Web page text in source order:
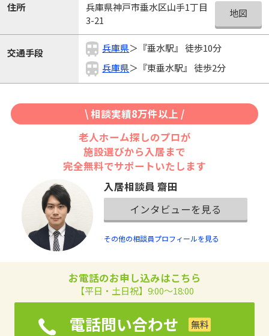
住所
兵庫県神戸市垂水区山手1丁目
3-21
地図
交通手段 兵庫県＞『垂水駅』 徒歩10分
兵庫県＞『東垂水駅』 徒歩2分
\ 相談実績8万件以上 /
老人ホーム探しのプロが
施設選びから入居まで
完全無料でサポートいたします
入居相談員 齋田
インタビューを見る
その他の相談員プロフィールを見る
お電話のお申し込みはこちら
【平日・土日祝】9:00～18:00
電話問い合わせ